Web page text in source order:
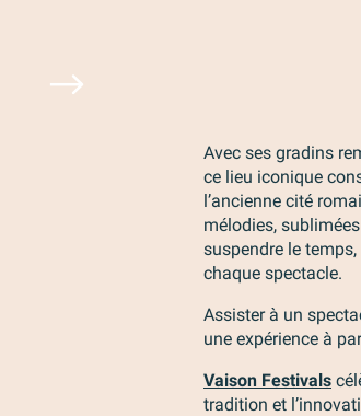
Avec ses gradins
ce lieu iconique
l’ancienne cité
mélodies,
suspendre le
chaque spectacle.
Assister à un
une expérience à
Vaison Festivals
tradition et